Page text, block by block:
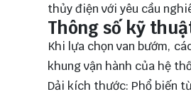
thủy điện với yêu cầu
Thông số kỹ
Khi lựa chọn van bướm,
khung vận hành của hệ
Dải kích thước: Phổ biến